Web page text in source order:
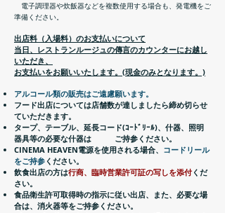
電子調理器や炊飯器などを複数使用する場合も、発電機をご
準備ください。
出店料（入場料）のお支払いについて
当日、レストランルージュの傳言のカウンターにお越し
いただき、
お支払いをお願いいたします。(現金のみとなります。)
アルコール類の販売はご遠慮願います。
フード出店については店舗数が達しましたら締め切らせ
ていただきます。
タープ、テーブル、延長コード(ｺｰﾄﾞﾘｰﾙ)、什器、照明
器具等の必要な什器は
ご持参ください。
CINEMA HEAVEN電源を使用される場合、 コードリール
をご持参 ください。
飲食出店の方は行商、臨時営業許可証の写しを添付 くだ
さい。
食品衛生許可取得時の指示に従い出店、また、必要な場
合は、 消火器等をご持参ください。